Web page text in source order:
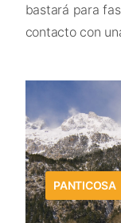
bastará para
contacto con
PANTICOSA